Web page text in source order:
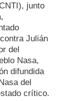
junto
Julián
del
Nasa,
difundida
del
crítico.